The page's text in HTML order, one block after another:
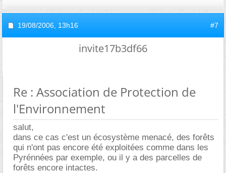
19/08/2006, 13h16 #7
invite17b3df66
Re : Association de Protection de
l'Environnement
salut,
dans ce cas c'est un écosystème menacé, des forêts
qui n'ont pas encore été exploitées comme dans les
Pyrénnées par exemple, ou il y a des parcelles de
forêts encore intactes.